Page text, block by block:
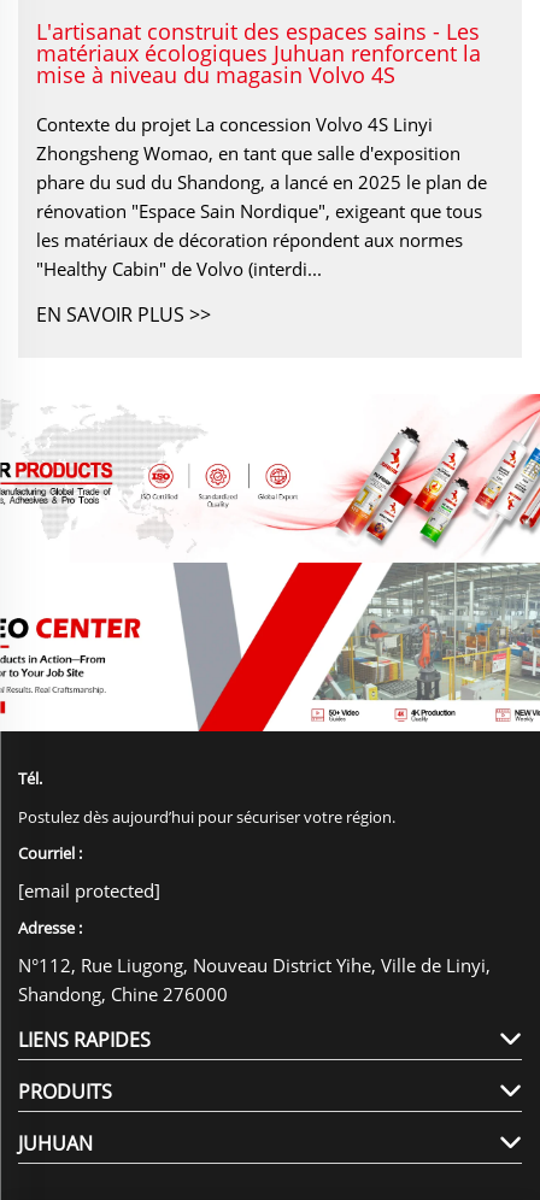
L'artisanat construit des espaces sains - Les
matériaux écologiques Juhuan renforcent la
mise à niveau du magasin Volvo 4S
Contexte du projet La concession Volvo 4S Linyi
Zhongsheng Womao, en tant que salle d'exposition
phare du sud du Shandong, a lancé en 2025 le plan de
rénovation "Espace Sain Nordique", exigeant que tous
les matériaux de décoration répondent aux normes
"Healthy Cabin" de Volvo (interdi...
EN SAVOIR PLUS >>
Tél.
Postulez dès aujourd’hui pour sécuriser votre région.
Courriel :
[email protected]
Adresse :
N°112, Rue Liugong, Nouveau District Yihe, Ville de Linyi,
Shandong, Chine 276000
LIENS RAPIDES
PRODUITS
JUHUAN